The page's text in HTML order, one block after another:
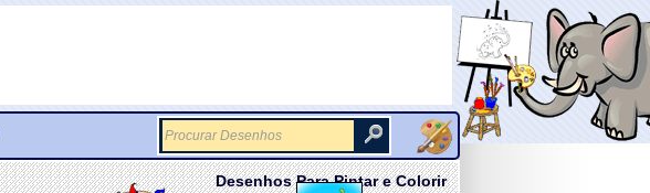
Desenhos Para Pintar e Colorir